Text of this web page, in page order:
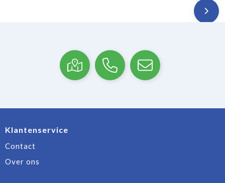
Klantenservice
Contact
Over ons